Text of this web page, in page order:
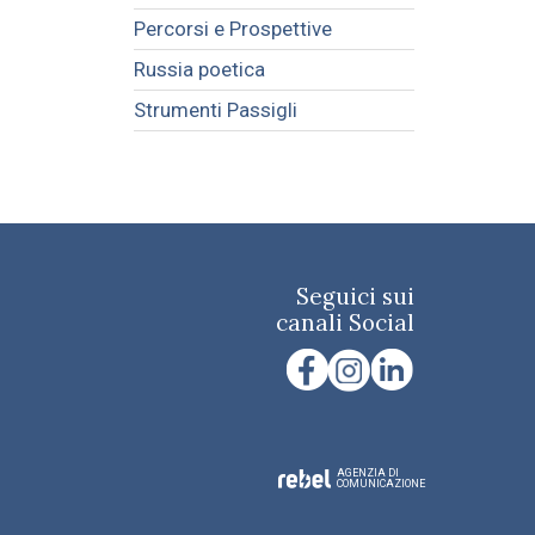
Percorsi e Prospettive
Russia poetica
Strumenti Passigli
Seguici sui
canali Social
AGENZIA DI
COMUNICAZIONE